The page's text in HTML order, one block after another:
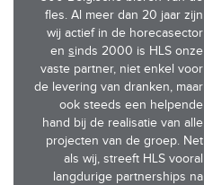
fles. Al meer dan 20 jaar zijn
wij actief in de horecasector
ensinds 2000 is HLS onze
vaste partner, niet enkel voor
de levering van dranken, maar
ook steeds een helpende
hand bij de realisatie van alle
projecten van de groep. Net
als wij, streeft HLS vooral
langdurige partnerships na